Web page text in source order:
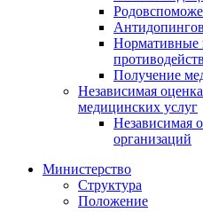
Нормативные
Получение
Независимая
медицинских услуг
Независимая
организаций
Министерство
Структура
Положение